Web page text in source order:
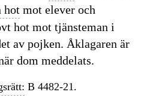
hot mot elever och
hot mot tjänsteman i
av pojken. Åklagaren är
dom meddelats.
B 4482-21.